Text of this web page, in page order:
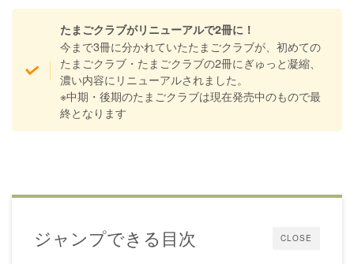
たまごクラブがリニューアルで2冊に！
今まで3冊に分かれていたたまごクラブが、初めての
たまごクラブ・たまごクラブの2冊にぎゅっと凝縮、
濃い内容にリニューアルされました。
※中期・後期のたまごクラブは現在発売中のもので最
終となります
CLOSE
ジャンプできる目次